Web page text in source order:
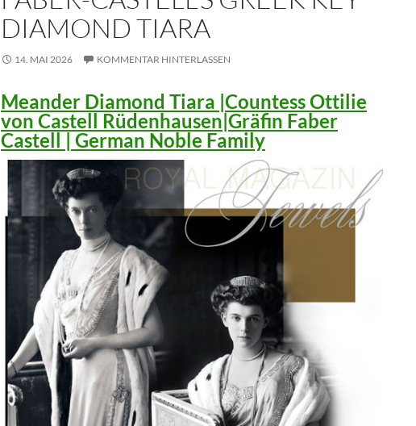
DIAMOND TIARA
14. MAI 2026 KOMMENTAR HINTERLASSEN
Meander Diamond Tiara |Countess Ottilie
von Castell Rüdenhausen|Gräfin Faber
Castell | German Noble Family